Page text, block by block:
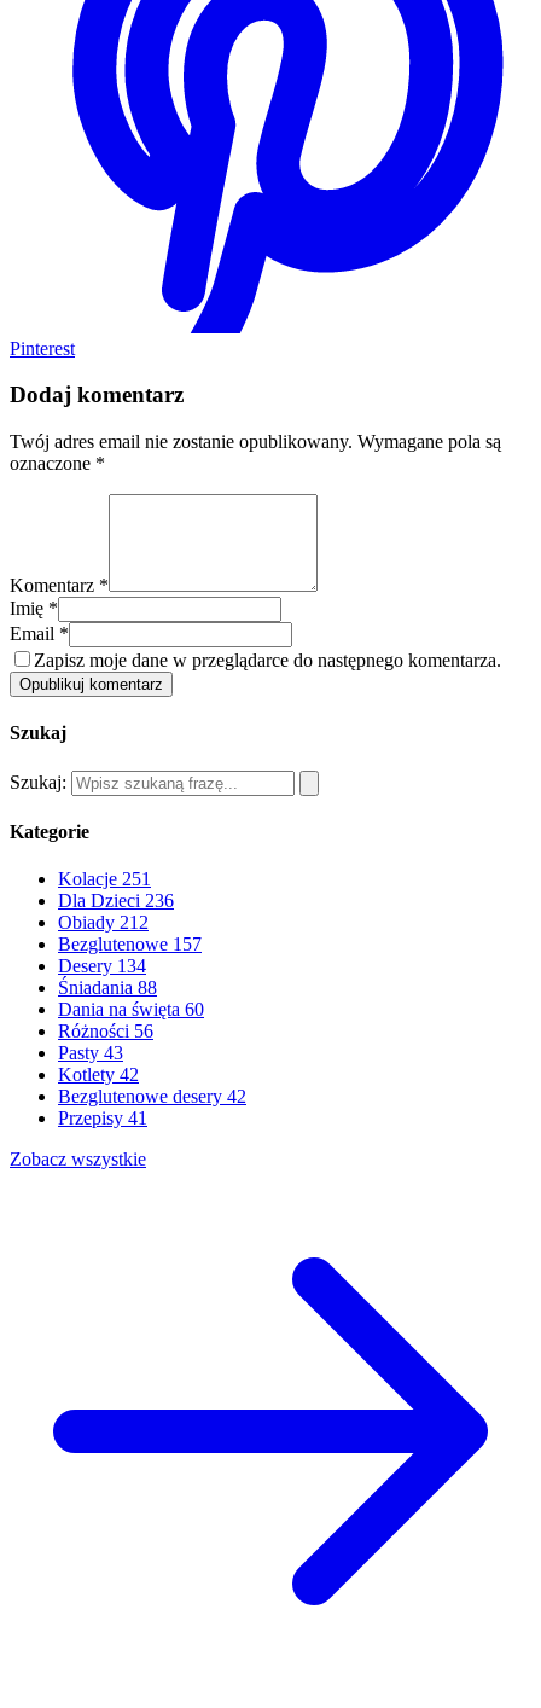
Pinterest
Dodaj komentarz
Twój adres email nie zostanie opublikowany. Wymagane pola są
oznaczone *
Komentarz *
Imię *
Email *
Zapisz moje dane w przeglądarce do następnego komentarza.
Opublikuj komentarz
Szukaj
Szukaj:
Kategorie
Kolacje 251
Dla Dzieci 236
Obiady 212
Bezglutenowe 157
Desery 134
Śniadania 88
Dania na święta 60
Różności 56
Pasty 43
Kotlety 42
Bezglutenowe desery 42
Przepisy 41
Zobacz wszystkie